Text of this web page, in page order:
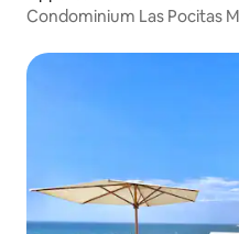
Condominium Las Pocitas